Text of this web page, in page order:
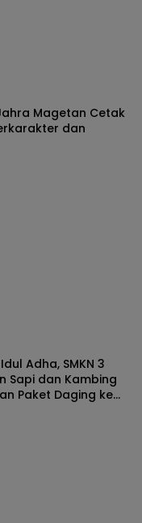
Magetan Cetak
dan
Adha, SMKN 3
Sapi dan Kambing
Paket Daging ke